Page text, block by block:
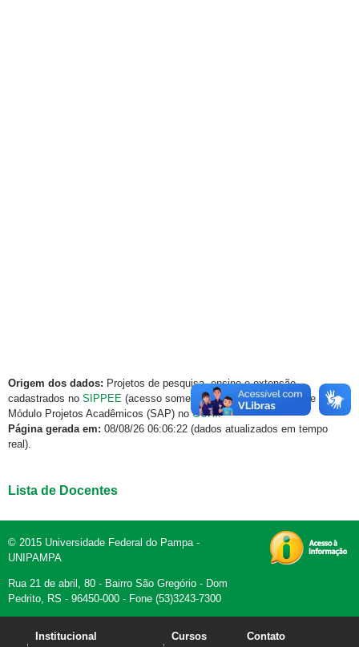
Origem dos dados: Projetos de pesquisa, ensino e extensão
cadastrados no SIPPEE (acesso somente via rede institucional) e
Módulo Projetos Acadêmicos (SAP) noGURI.
Página gerada em: 08/08/26 06:06:22 (dados atualizados em tempo
real).
Lista de Docentes
© 2015 Universidade Federal do Pampa -
UNIPAMPA
Rua 21 de abril, 80 - Bairro São Gregório - Dom
Pedrito, RS - 96450-000 - Fone (53)3243-7300
Institucional Cursos Contato